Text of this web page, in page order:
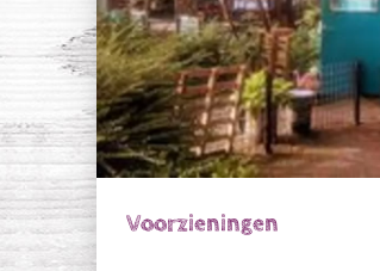
Voorzieningen